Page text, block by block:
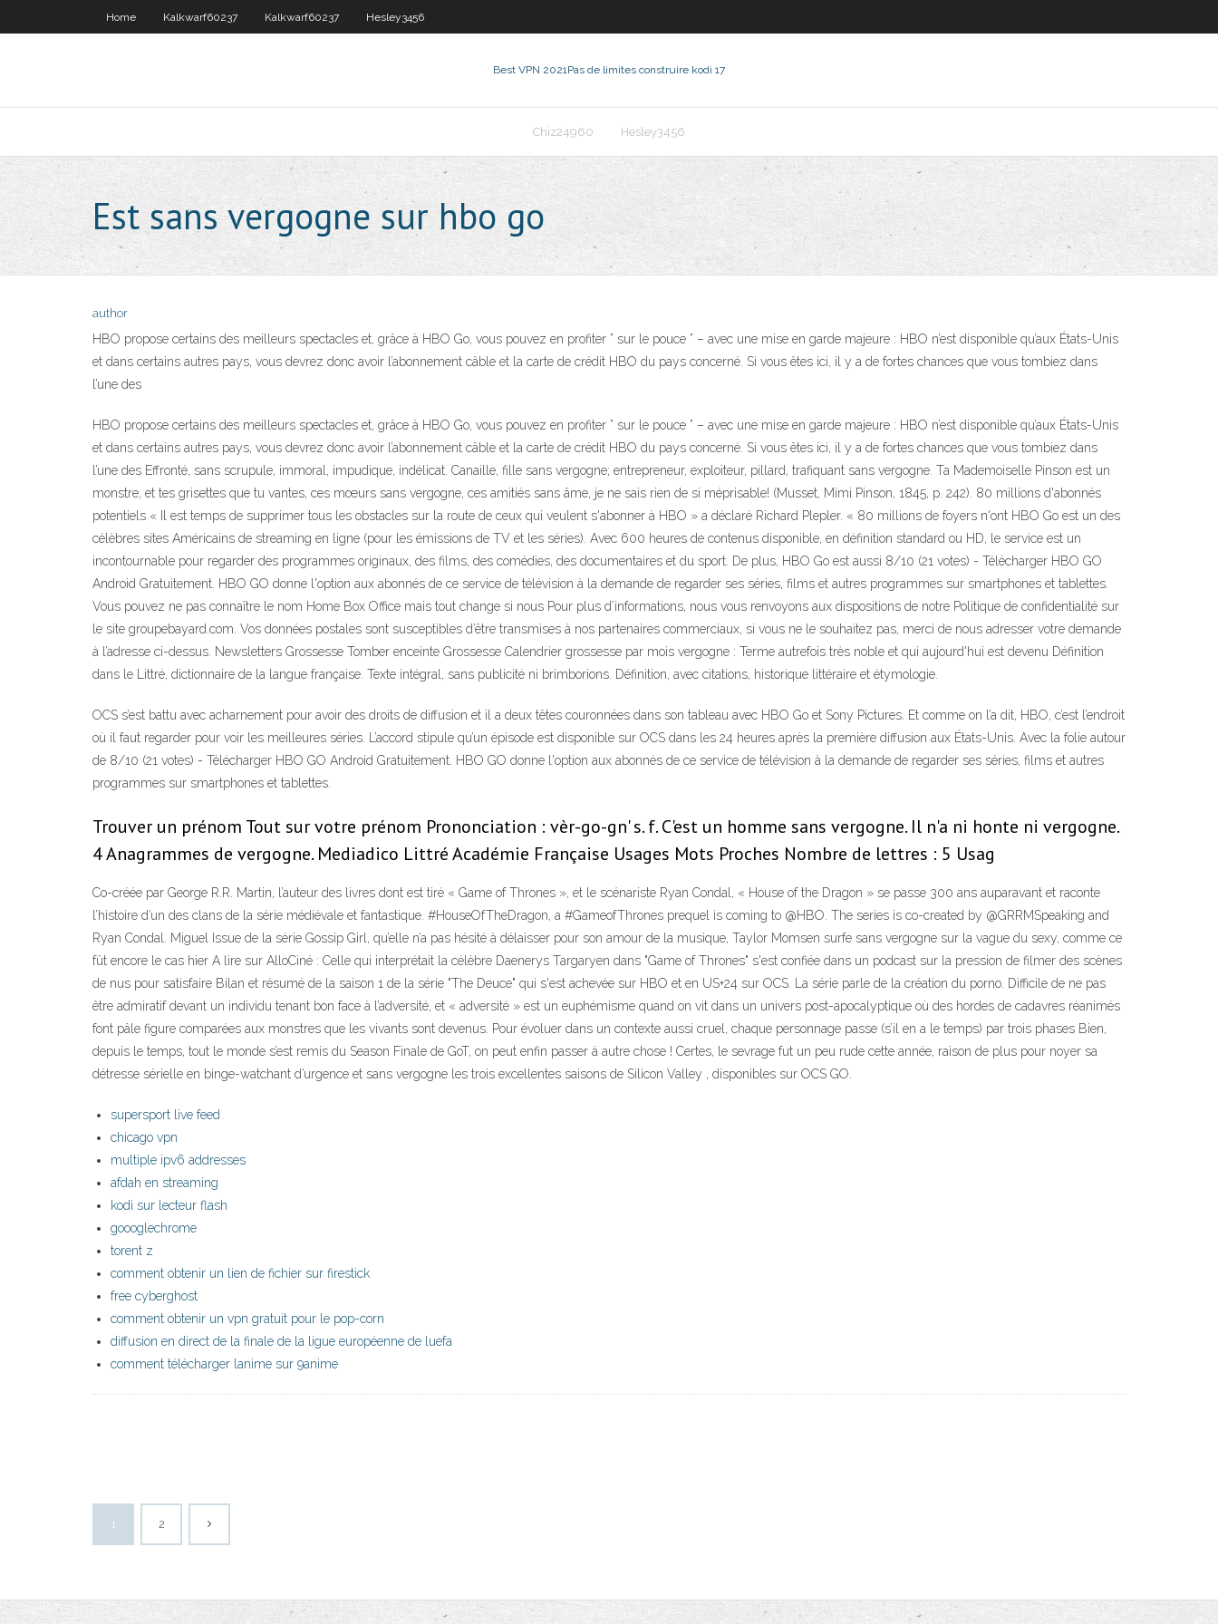
Home Kalkwarf60237 Kalkwarf60237 Hesley3456
Best VPN 2021Pas de limites construire kodi 17
Chiz24960 Hesley3456
Est sans vergogne sur hbo go
author
HBO propose certains des meilleurs spectacles et, grâce à HBO Go, vous pouvez en profiter ” sur le pouce ” – avec une mise en garde majeure : HBO n’est disponible qu’aux États-Unis
et dans certains autres pays, vous devrez donc avoir l’abonnement câble et la carte de crédit HBO du pays concerné. Si vous êtes ici, il y a de fortes chances que vous tombiez dans
l’une des
HBO propose certains des meilleurs spectacles et, grâce à HBO Go, vous pouvez en profiter ” sur le pouce ” – avec une mise en garde majeure : HBO n’est disponible qu’aux États-Unis
et dans certains autres pays, vous devrez donc avoir l’abonnement câble et la carte de crédit HBO du pays concerné. Si vous êtes ici, il y a de fortes chances que vous tombiez dans
l’une des Effronté, sans scrupule, immoral, impudique, indélicat. Canaille, fille sans vergogne; entrepreneur, exploiteur, pillard, trafiquant sans vergogne. Ta Mademoiselle Pinson est un
monstre, et tes grisettes que tu vantes, ces mœurs sans vergogne, ces amitiés sans âme, je ne sais rien de si méprisable! (Musset, Mimi Pinson, 1845, p. 242). 80 millions d'abonnés
potentiels « Il est temps de supprimer tous les obstacles sur la route de ceux qui veulent s'abonner à HBO » a déclaré Richard Plepler. « 80 millions de foyers n'ont HBO Go est un des
célèbres sites Américains de streaming en ligne (pour les émissions de TV et les séries). Avec 600 heures de contenus disponible, en définition standard ou HD, le service est un
incontournable pour regarder des programmes originaux, des films, des comédies, des documentaires et du sport. De plus, HBO Go est aussi 8/10 (21 votes) - Télécharger HBO GO
Android Gratuitement. HBO GO donne l'option aux abonnés de ce service de télévision à la demande de regarder ses séries, films et autres programmes sur smartphones et tablettes.
Vous pouvez ne pas connaître le nom Home Box Office mais tout change si nous Pour plus d’informations, nous vous renvoyons aux dispositions de notre Politique de confidentialité sur
le site groupebayard.com. Vos données postales sont susceptibles d’être transmises à nos partenaires commerciaux, si vous ne le souhaitez pas, merci de nous adresser votre demande
à l’adresse ci-dessus. Newsletters Grossesse Tomber enceinte Grossesse Calendrier grossesse par mois vergogne : Terme autrefois très noble et qui aujourd'hui est devenu Définition
dans le Littré, dictionnaire de la langue française. Texte intégral, sans publicité ni brimborions. Définition, avec citations, historique littéraire et étymologie.
OCS s’est battu avec acharnement pour avoir des droits de diffusion et il a deux têtes couronnées dans son tableau avec HBO Go et Sony Pictures. Et comme on l’a dit, HBO, c’est l’endroit
où il faut regarder pour voir les meilleures séries. L’accord stipule qu’un épisode est disponible sur OCS dans les 24 heures après la première diffusion aux États-Unis. Avec la folie autour
de 8/10 (21 votes) - Télécharger HBO GO Android Gratuitement. HBO GO donne l'option aux abonnés de ce service de télévision à la demande de regarder ses séries, films et autres
programmes sur smartphones et tablettes.
Trouver un prénom Tout sur votre prénom Prononciation : vèr-go-gn' s. f. C'est un homme sans vergogne. Il n'a ni honte ni vergogne.
4 Anagrammes de vergogne. Mediadico Littré Académie Française Usages Mots Proches Nombre de lettres : 5 Usag
Co-créée par George R.R. Martin, l’auteur des livres dont est tiré « Game of Thrones », et le scénariste Ryan Condal, « House of the Dragon » se passe 300 ans auparavant et raconte
l’histoire d’un des clans de la série médiévale et fantastique. #HouseOfTheDragon, a #GameofThrones prequel is coming to @HBO. The series is co-created by @GRRMSpeaking and
Ryan Condal. Miguel Issue de la série Gossip Girl, qu’elle n’a pas hésité à délaisser pour son amour de la musique, Taylor Momsen surfe sans vergogne sur la vague du sexy, comme ce
fût encore le cas hier A lire sur AlloCiné : Celle qui interprétait la célèbre Daenerys Targaryen dans "Game of Thrones" s'est confiée dans un podcast sur la pression de filmer des scènes
de nus pour satisfaire Bilan et résumé de la saison 1 de la série "The Deuce" qui s'est achevée sur HBO et en US+24 sur OCS. La série parle de la création du porno. Difficile de ne pas
être admiratif devant un individu tenant bon face à l’adversité, et « adversité » est un euphémisme quand on vit dans un univers post-apocalyptique où des hordes de cadavres réanimés
font pâle figure comparées aux monstres que les vivants sont devenus. Pour évoluer dans un contexte aussi cruel, chaque personnage passe (s’il en a le temps) par trois phases Bien,
depuis le temps, tout le monde s’est remis du Season Finale de GoT, on peut enfin passer à autre chose ! Certes, le sevrage fut un peu rude cette année, raison de plus pour noyer sa
détresse sérielle en binge-watchant d’urgence et sans vergogne les trois excellentes saisons de Silicon Valley , disponibles sur OCS GO.
supersport live feed
chicago vpn
multiple ipv6 addresses
afdah en streaming
kodi sur lecteur flash
goooglechrome
torent z
comment obtenir un lien de fichier sur firestick
free cyberghost
comment obtenir un vpn gratuit pour le pop-corn
diffusion en direct de la finale de la ligue européenne de luefa
comment télécharger lanime sur 9anime
1 2